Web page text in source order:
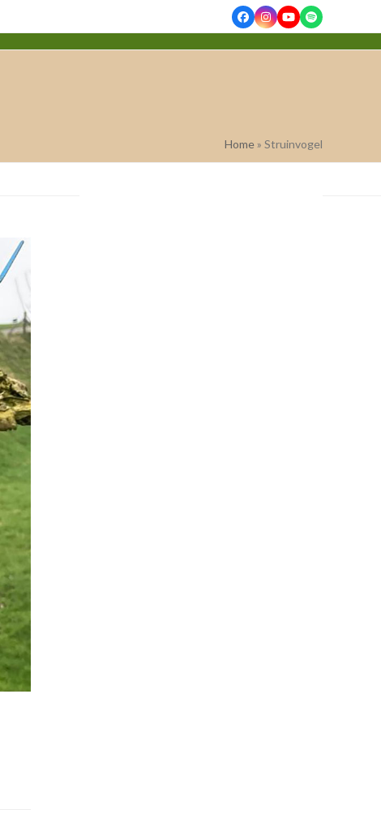
FacebookInstagram
YouTube
Spotify
Home » Struinvogel